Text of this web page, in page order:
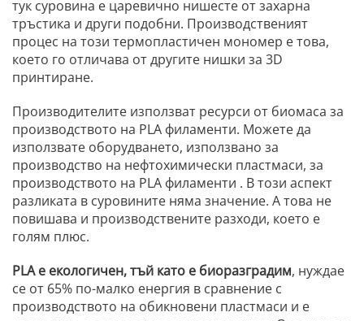
тук суровина е царевично нишесте от захарна
тръстика и други подобни. Производственият
процес на този термопластичен мономер е това,
което го отличава от другите нишки за 3D
принтиране.
Производителите използват ресурси от биомаса за
производството на PLA филаменти. Можете да
използвате оборудването, използвано за
производство на нефтохимически пластмаси, за
производството на PLA филаменти . В този аспект
разликата в суровините няма значение. А това не
повишава и производствените разходи, което е
голям плюс.
PLA е екологичен, тъй като е биоразградим, нуждае
се от 65% по-малко енергия в сравнение с
производството на обикновени пластмаси и е